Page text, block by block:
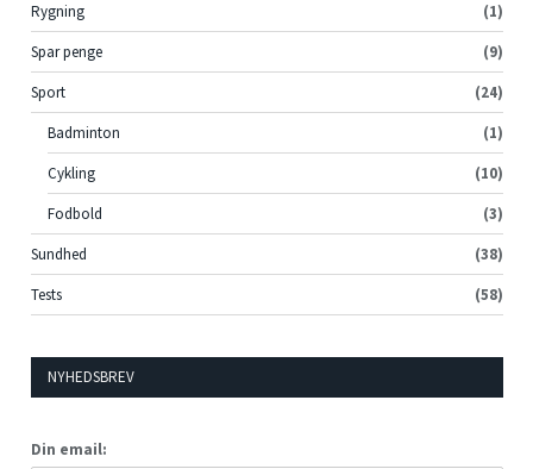
Rygning
(1)
Spar penge
(9)
Sport
(24)
Badminton
(1)
Cykling
(10)
Fodbold
(3)
Sundhed
(38)
Tests
(58)
NYHEDSBREV
Din email: